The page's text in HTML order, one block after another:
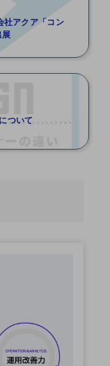
社アクア「コン
展
ついて